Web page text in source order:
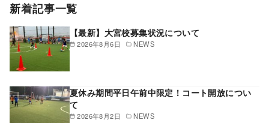
新着記事一覧
2026年8月6日 NEWS
【最新】大宮校募集状況について
2026年8月2日 NEWS
夏休み期間平日午前中限定！コート開放につい
て